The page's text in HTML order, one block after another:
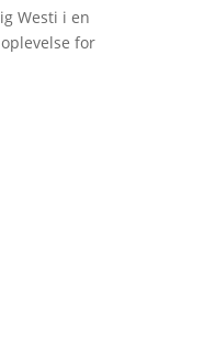
Westi i en
for